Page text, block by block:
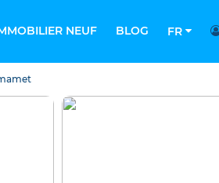
NEUF BLOG FR